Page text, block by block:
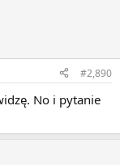
#2,890
No i pytanie